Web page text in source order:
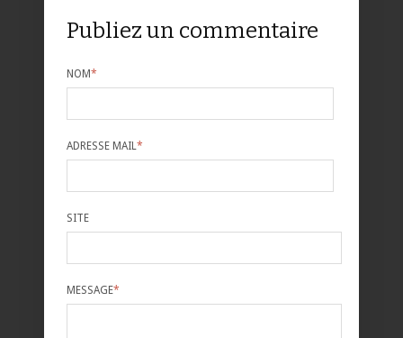
Publiez un commentaire
NOM*
ADRESSE MAIL*
SITE
MESSAGE*